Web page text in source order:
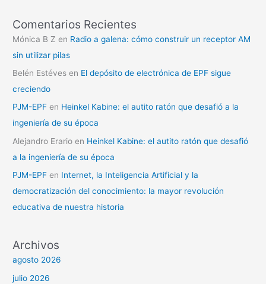
Comentarios Recientes
Mónica B Z en Radio a galena: cómo construir un receptor AM
sin utilizar pilas
Belén Estéves en El depósito de electrónica de EPF sigue
creciendo
PJM-EPF en Heinkel Kabine: el autito ratón que desafió a la
ingeniería de su época
Alejandro Erario en Heinkel Kabine: el autito ratón que desafió
a la ingeniería de su época
PJM-EPF en Internet, la Inteligencia Artificial y la
democratización del conocimiento: la mayor revolución
educativa de nuestra historia
Archivos
agosto 2026
julio 2026